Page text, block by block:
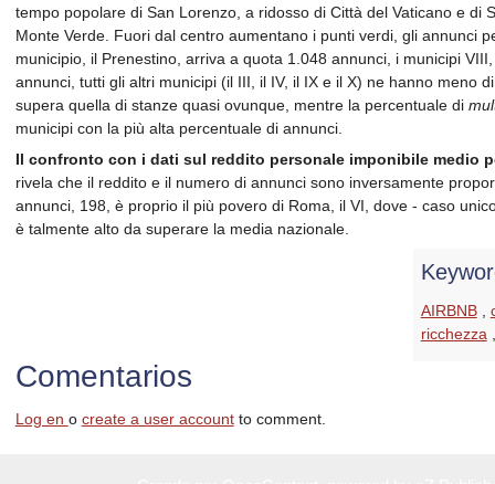
tempo popolare di San Lorenzo, a ridosso di Città del Vaticano e di
Monte Verde. Fuori dal centro aumentano i punti verdi, gli annunci
municipio, il Prenestino, arriva a quota 1.048 annunci, i municipi
annunci, tutti gli altri municipi (il III, il IV, il IX e il X) ne hanno meno
supera quella di stanze quasi ovunque, mentre la percentuale di
municipi con la più alta percentuale di annunci.
Il confronto con i dati sul reddito personale imponibile medio
rivela che il reddito e il numero di annunci sono inversamente
annunci, 198, è proprio il più povero di Roma, il VI, dove - caso
è talmente alto da superare la media nazionale.
AIRBNB,
ricchezza
Comentarios
Log en o create a user accountto comment.